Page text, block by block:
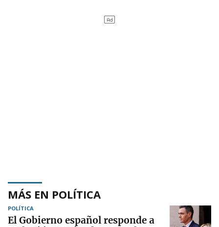
MÁS EN POLÍTICA
POLÍTICA
El Gobierno español responde a